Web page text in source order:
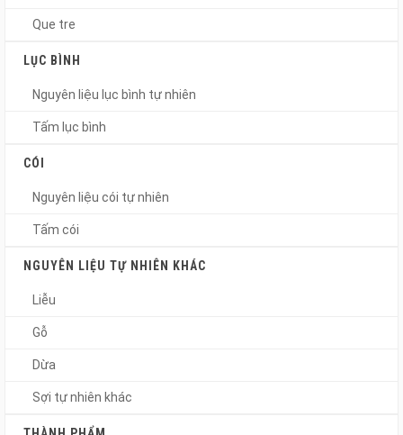
Que tre
LỤC BÌNH
Nguyên liệu lục bình tự nhiên
Tấm lục bình
CÓI
Nguyên liệu cói tự nhiên
Tấm cói
NGUYÊN LIỆU TỰ NHIÊN KHÁC
Liễu
Gỗ
Dừa
Sợi tự nhiên khác